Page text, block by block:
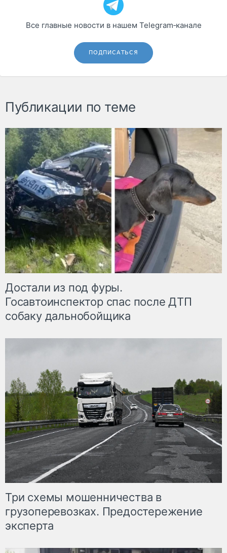
Все главные новости в нашем Telegram‑канале
ПОДПИСАТЬСЯ
Публикации по теме
Достали из под фуры.
Госавтоинспектор спас после ДТП
собаку дальнобойщика
Три схемы мошенничества в
грузоперевозках. Предостережение
эксперта